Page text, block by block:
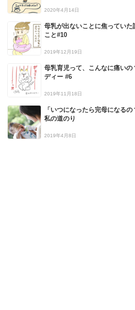
2020年4月14日
母乳が出ないことに焦ってい
こと#10
2019年12月19日
母乳育児って、こんなに痛い
ディー #6
2019年11月18日
「いつになったら完母になる
私の道のり
2019年4月8日